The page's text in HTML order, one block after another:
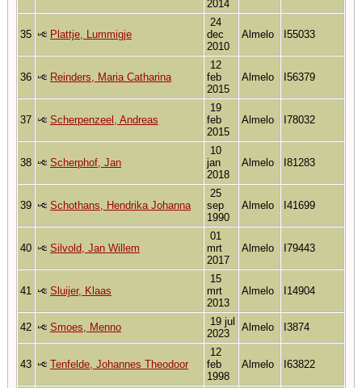
2014
35 Plattje, Lummigje
24
dec
2010
Almelo I55033
36 Reinders, Maria Catharina
12
feb
2015
Almelo I56379
37 Scherpenzeel, Andreas
19
feb
2015
Almelo I78032
38 Scherphof, Jan
10
jan
2018
Almelo I81283
39 Schothans, Hendrika Johanna
25
sep
1990
Almelo I41699
40 Silvold, Jan Willem
01
mrt
2017
Almelo I79443
41 Sluijer, Klaas
15
mrt
2013
Almelo I14904
42 Smoes, Menno
19 jul
2023
Almelo I3874
43 Tenfelde, Johannes Theodoor
12
feb
1998
Almelo I63822